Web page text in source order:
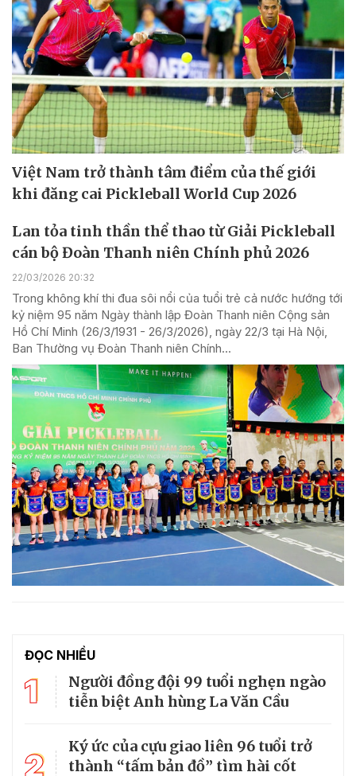
Việt Nam trở thành tâm điểm của thế giới
khi đăng cai Pickleball World Cup 2026
Lan tỏa tinh thần thể thao từ Giải Pickleball
cán bộ Đoàn Thanh niên Chính phủ 2026
22/03/2026 20:32
Trong không khí thi đua sôi nổi của tuổi trẻ cả nước hướng tới
kỷ niệm 95 năm Ngày thành lập Đoàn Thanh niên Cộng sản
Hồ Chí Minh (26/3/1931 - 26/3/2026), ngày 22/3 tại Hà Nội,
Ban Thường vụ Đoàn Thanh niên Chính...
ĐỌC NHIỀU
1
Người đồng đội 99 tuổi nghẹn ngào
tiễn biệt Anh hùng La Văn Cầu
2
Ký ức của cựu giao liên 96 tuổi trở
thành “tấm bản đồ” tìm hài cốt